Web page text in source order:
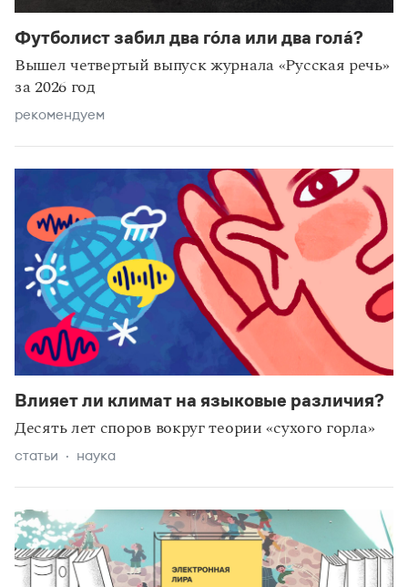
Ксения Киселева
эксперты интервью
Футболист забил два го́ла или два гола́?
Вышел четвертый выпуск журнала «Русская речь»
за 2026 год
рекомендуем
Влияет ли климат на языковые различия?
Десять лет споров вокруг теории «сухого горла»
статьи наука